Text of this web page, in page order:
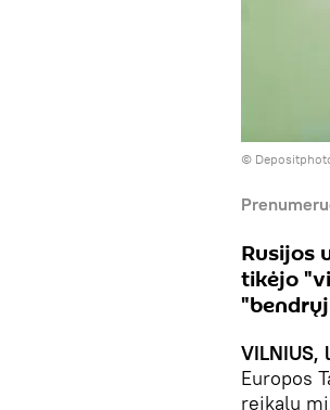
©
Rusijos
tikėjo
VILNIUS,
Europos
reikalų